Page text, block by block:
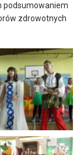
podsumowaniem
zdrowotnych